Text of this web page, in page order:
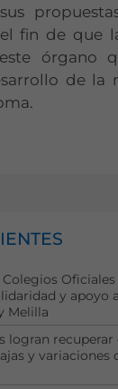
fin de que
órgano
de la
y apoyo
Melilla
logran recuperar
y variaciones